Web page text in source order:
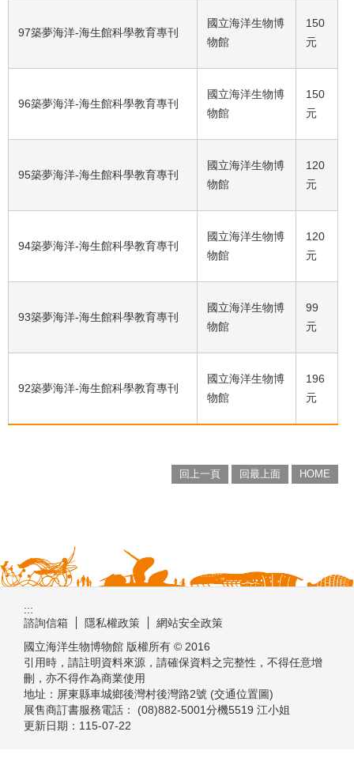
97築夢海洋-海生館科學教育專刊
國立海洋生物博
物館
150
元
96築夢海洋-海生館科學教育專刊
國立海洋生物博
物館
150
元
95築夢海洋-海生館科學教育專刊
國立海洋生物博
物館
120
元
94築夢海洋-海生館科學教育專刊
國立海洋生物博
物館
120
元
93築夢海洋-海生館科學教育專刊
國立海洋生物博
物館
99
元
92築夢海洋-海生館科學教育專刊
國立海洋生物博
物館
196
元
回上一頁 回最上面 HOME
:::
諮詢信箱
隱私權政策
網站安全政策
國立海洋生物博物館 版權所有 © 2016
引用時，請註明資料來源，請確保資料之完整性，不得任意增
刪，亦不得作為商業使用
地址：屏東縣車城鄉後灣村後灣路2號 (交通位置圖)
展售商訂書服務電話： (08)882-5001分機5519 江小姐
更新日期： 115-07-22